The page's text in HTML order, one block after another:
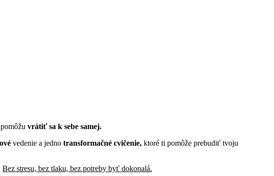
vrátiť sa k sebe samej.
vedenie a jedno transformačné cvičenie, ktoré ti pomôže prebudiť tvoju
Bez stresu, bez tlaku, bez potreby byť dokonalá.